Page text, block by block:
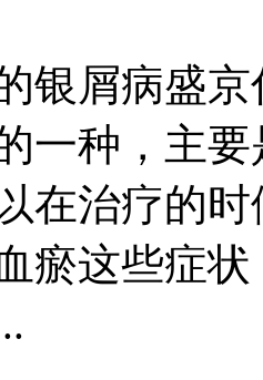
银屑病盛
一种，主
在治疗的
瘀这些症